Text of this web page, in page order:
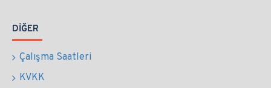
DIĞER
Çalışma Saatleri
KVKK